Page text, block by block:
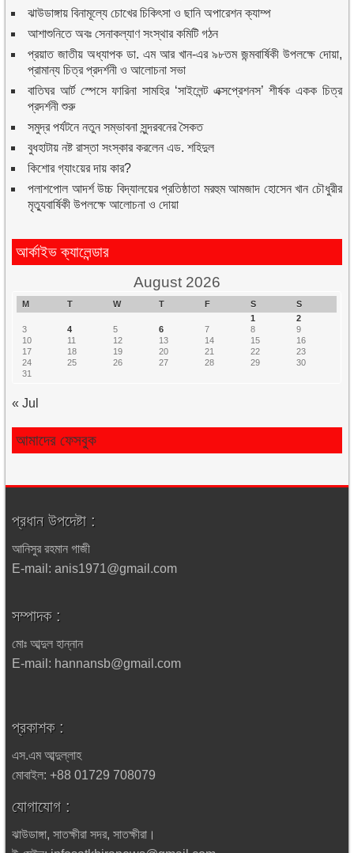
ঝাউডাঙ্গায় বিনামূল্যে চোখের চিকিৎসা ও ছানি অপারেশন ক্যাম্প
আশাশুনিতে অবঃ সেনাকল্যাণ সংস্থার কমিটি গঠন
প্রয়াত জাতীয় অধ্যাপক ডা. এম আর খান-এর ৯৮তম জন্মবার্ষিকী উপলক্ষে দোয়া,
প্রামান্য চিত্র প্রদর্শনী ও আলোচনা সভা
বাতিঘর আর্ট স্পেসে ফারিনা সামহির ‘সাইলেন্ট এক্সপ্রেশনস’ শীর্ষক একক চিত্র
প্রদর্শনী শুরু
সমুদ্র পর্যটনে নতুন সম্ভাবনা সুন্দরবনের সৈকত
বুধহাটায় নষ্ট রাস্তা সংস্কার করলেন এড. শহিদুল
কিশোর গ্যাংয়ের দায় কার?
পলাশপোল আদর্শ উচ্চ বিদ্যালয়ের প্রতিষ্ঠাতা মরহুম আমজাদ হোসেন খান চৌধুরীর
মৃত্যুবার্ষিকী উপলক্ষে আলোচনা ও দোয়া
আর্কাইভ ক্যালেন্ডার
August 2026
M T W T F S
S
1
2
3
4 5 6 7 8
9
10
11 12 13 14 15
16
17
18 19 20 21 22
23
24
25 26 27 28 29
30
31
« Jul
আমাদের ফেসবুক
প্রধান উপদেষ্টা :
আনিসুর রহমান গাজী
E-mail: anis1971@gmail.com
সম্পাদক :
মোঃ আব্দুল হান্নান
E-mail: hannansb@gmail.com
প্রকাশক :
এস.এম আব্দুল্লাহ
মোবাইল: +88 01729 708079
যোগাযোগ :
ঝাউডাঙ্গা, সাতক্ষীরা সদর, সাতক্ষীরা।